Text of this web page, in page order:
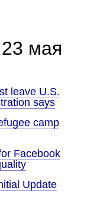
мая
leave U.S.
says
camp
Facebook
Update